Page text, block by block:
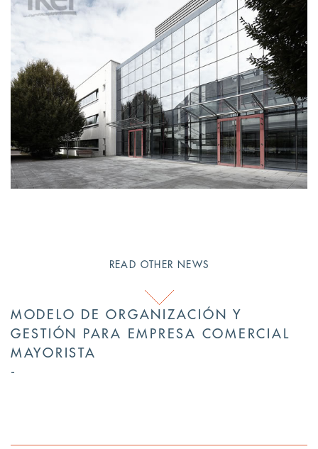
READ OTHER NEWS
MODELO DE ORGANIZACIÓN Y
GESTIÓN PARA EMPRESA COMERCIAL
MAYORISTA